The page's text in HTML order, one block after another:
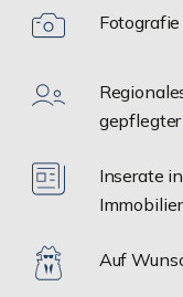
gepflegter
Inserate
Auf